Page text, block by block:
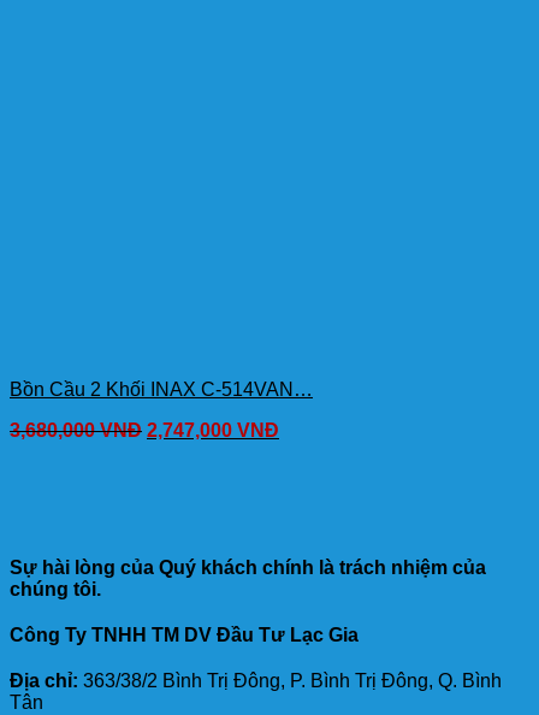
Bồn Cầu 2 Khối INAX C-514VAN…
3,680,000VNĐ 2,747,000 VNĐ
Sự hài lòng của Quý khách chính là trách nhiệm của
chúng tôi.
Công Ty TNHH TM DV Đầu Tư Lạc Gia
Địa chỉ: 363/38/2 Bình Trị Đông, P. Bình Trị Đông, Q. Bình
Tân